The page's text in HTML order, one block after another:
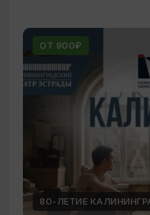
ОТ 900₽
80-ЛЕТИЕ